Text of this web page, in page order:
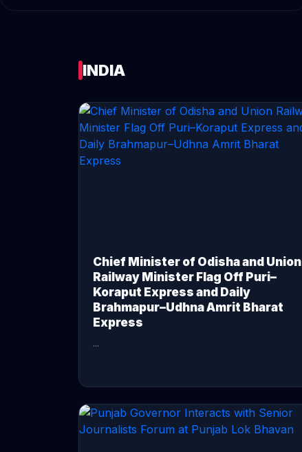
INDIA
Chief Minister of Odisha and Union
Railway Minister Flag Off Puri–
Koraput Express and Daily
Brahmapur–Udhna Amrit Bharat
Express
...